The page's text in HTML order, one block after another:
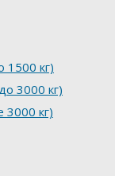
1500 кг)
3000 кг)
кг)